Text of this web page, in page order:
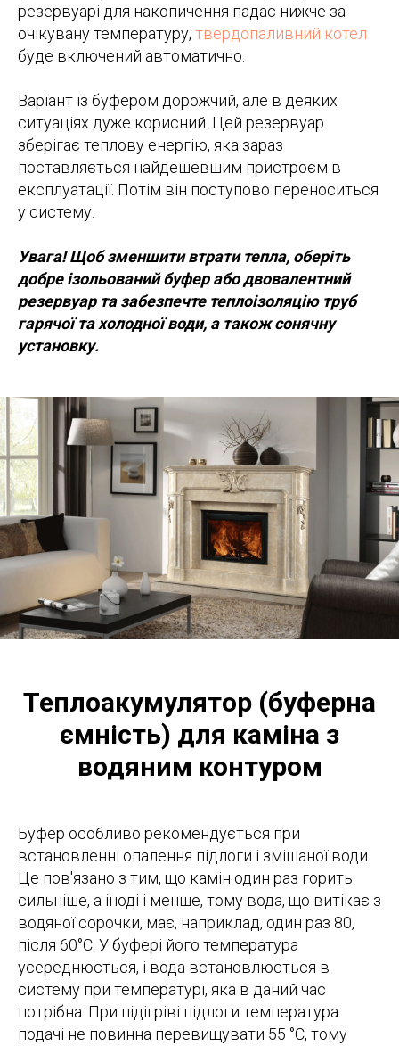
резервуарі для накопичення падає нижче за
очікувану температуру, твердопаливний котел
буде включений автоматично.
Варіант із буфером дорожчий, але в деяких
ситуаціях дуже корисний. Цей резервуар
зберігає теплову енергію, яка зараз
поставляється найдешевшим пристроєм в
експлуатації. Потім він поступово переноситься
у систему.
Увага! Щоб зменшити втрати тепла, оберіть
добре ізольований буфер або двовалентний
резервуар та забезпечте теплоізоляцію труб
гарячої та холодної води, а також сонячну
установку.
Теплоакумулятор (буферна
ємність) для каміна з
водяним контуром
Буфер особливо рекомендується при
встановленні опалення підлоги і змішаної води.
Це пов'язано з тим, що камін один раз горить
сильніше, а іноді і менше, тому вода, що витікає з
водяної сорочки, має, наприклад, один раз 80,
після 60°С. У буфері його температура
усереднюється, і вода встановлюється в
систему при температурі, яка в даний час
потрібна. При підігріві підлоги температура
подачі не повинна перевищувати 55 °C, тому